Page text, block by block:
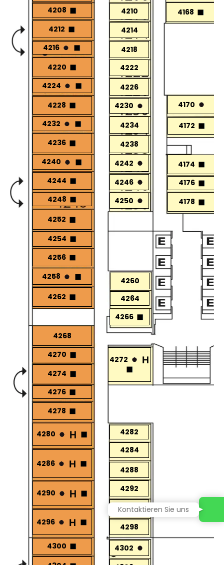
4168
4170
4172
4174
4176
4178
4208
4210
4212
4214
4216
4218
4220
4222
4224
4226
4228
4230
4232
4234
4236
4238
4240
4242
4244
4246
4248
4250
4252
4254
4256
4258
4260
4262
4264
4266
4268
4270
4272
4274
4276
4278
4280
4282
4284
4286
4288
4290
4292
4294
4296
4298
4300
4302
Kontaktieren Sie uns